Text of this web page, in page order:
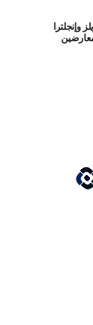
وإنجلترا